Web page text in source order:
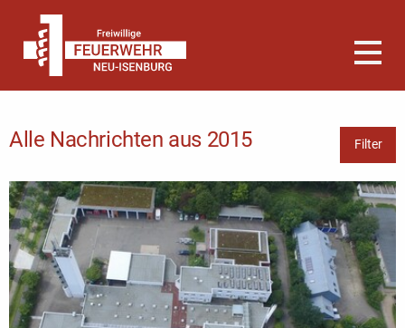
Alle Nachrichten aus 2015 Filter